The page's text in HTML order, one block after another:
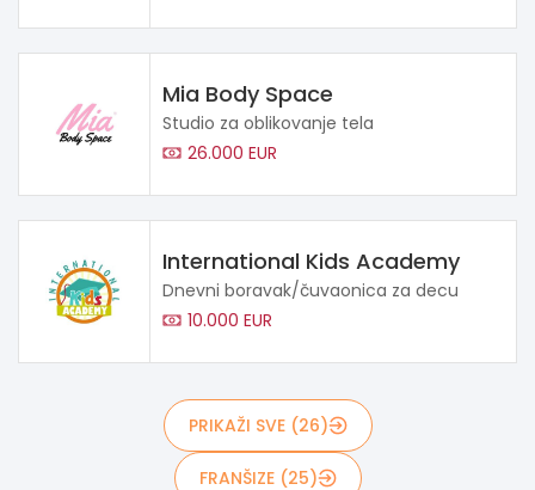
Mia Body Space
Studio za oblikovanje tela
26.000 EUR
International Kids Academy
Dnevni boravak/čuvaonica za decu
10.000 EUR
PRIKAŽI SVE (26)
FRANŠIZE (25)